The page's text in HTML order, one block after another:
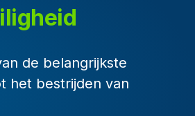
de belangrijkste
het bestrijden van